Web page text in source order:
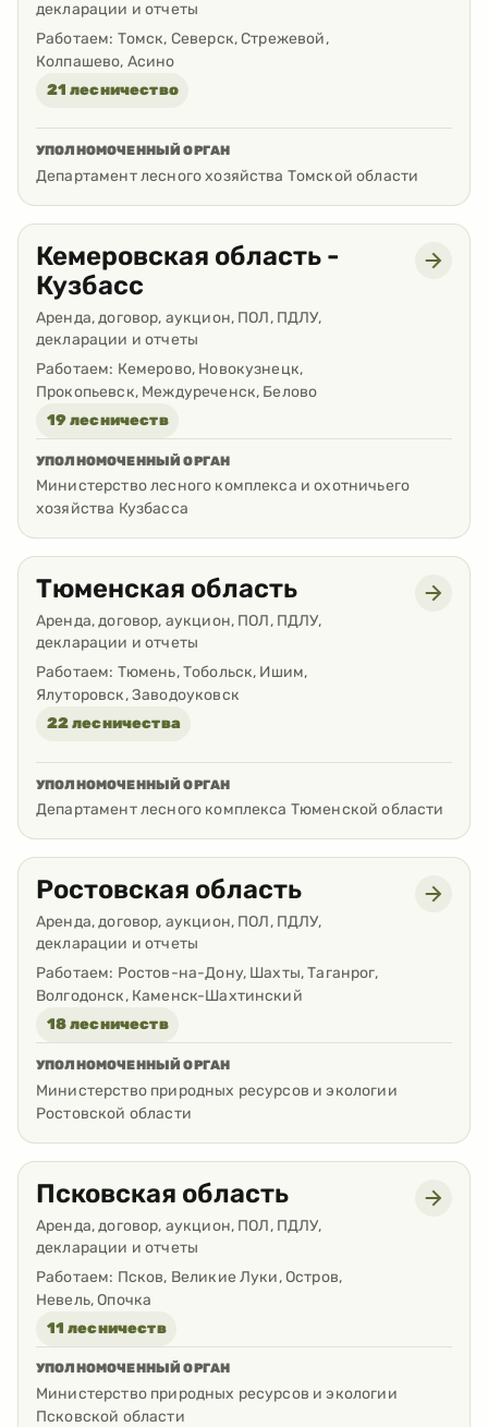
декларации и отчеты
Работаем: Томск, Северск, Стрежевой,
Колпашево, Асино
21 лесничество
УПОЛНОМОЧЕННЫЙ ОРГАН
Департамент лесного хозяйства Томской области
Кемеровская область -
Кузбасс
Аренда, договор, аукцион, ПОЛ, ПДЛУ,
декларации и отчеты
Работаем: Кемерово, Новокузнецк,
Прокопьевск, Междуреченск, Белово
19 лесничеств
УПОЛНОМОЧЕННЫЙ ОРГАН
Министерство лесного комплекса и охотничьего
хозяйства Кузбасса
Тюменская область
Аренда, договор, аукцион, ПОЛ, ПДЛУ,
декларации и отчеты
Работаем: Тюмень, Тобольск, Ишим,
Ялуторовск, Заводоуковск
22 лесничества
УПОЛНОМОЧЕННЫЙ ОРГАН
Департамент лесного комплекса Тюменской области
Ростовская область
Аренда, договор, аукцион, ПОЛ, ПДЛУ,
декларации и отчеты
Работаем: Ростов-на-Дону, Шахты, Таганрог,
Волгодонск, Каменск-Шахтинский
18 лесничеств
УПОЛНОМОЧЕННЫЙ ОРГАН
Министерство природных ресурсов и экологии
Ростовской области
Псковская область
Аренда, договор, аукцион, ПОЛ, ПДЛУ,
декларации и отчеты
Работаем: Псков, Великие Луки, Остров,
Невель, Опочка
11 лесничеств
УПОЛНОМОЧЕННЫЙ ОРГАН
Министерство природных ресурсов и экологии
Псковской области